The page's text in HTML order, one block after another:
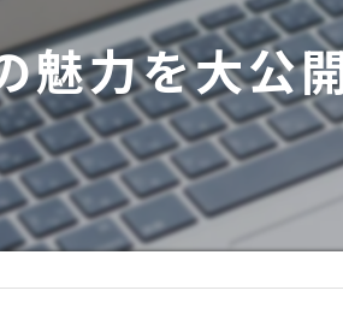
社員紹介
魅力を大公